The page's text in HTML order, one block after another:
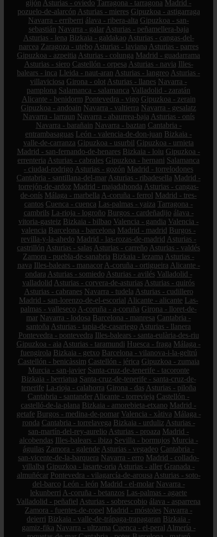
gijón Asturias - oviedo Tarragona - tarragona Madrid -
pozuelo-de-alarcón Asturias - mieres Gipuzkoa - astigarraga
Navarra - erriberri álava - ribera-alta Gipuzkoa - san-
sebastián Navarra - galar Asturias - peñamellera-baja
Asturias - lena Bizkaia - galdakao Asturias - cangas-del-
narcea Zaragoza - utebo Asturias - laviana Asturias - parres
Gipuzkoa - azpeitia Asturias - colunga Madrid - guadarrama
Asturias - siero Castellón - orpesa Asturias - navia Illes-
balears - inca Lleida - naut-aran Asturias - langreo Asturias -
villaviciosa Girona - olot Asturias - llanes Navarra -
pamplona Salamanca - salamanca Valladolid - zaratán
Alicante - benidorm Pontevedra - vigo Gipuzkoa - zerain
Gipuzkoa - andoain Navarra - valtierra Navarra - gesalatz
Navarra - larraun Navarra - abaurrea-baja Asturias - onís
Navarra - barañain Navarra - baztan Cantabria -
entrambasaguas León - valencia-de-don-juan Bizkaia -
valle-de-carranza Gipuzkoa - usurbil Gipuzkoa - urnieta
Madrid - san-fernando-de-henares Bizkaia - loiu Gipuzkoa -
errenteria Asturias - cabrales Gipuzkoa - hernani Salamanca
- ciudad-rodrigo Asturias - gozón Madrid - torrelodones
Cantabria - santillana-del-mar Asturias - ribadesella Madrid -
torrejón-de-ardoz Madrid - majadahonda Asturias - cangas-
de-onís Málaga - marbella A-coruña - ferrol Madrid - tres-
cantos Cuenca - cuenca Las-palmas - yaiza Tarragona -
cambrils La-rioja - logroño Burgos - cardeñadijo álava -
vitoria-gasteiz Bizkaia - bilbao Valencia - gandia Valencia -
valencia Barcelona - barcelona Madrid - madrid Burgos -
revilla-y-la-ahedo Madrid - las-rozas-de-madrid Asturias -
castrillón Asturias - salas Asturias - carreño Asturias - valdés
Zamora - puebla-de-sanabria Bizkaia - lezama Asturias -
nava Illes-balears - manacor A-coruña - ortigueira Alicante -
ondara Asturias - somiedo Asturias - avilés Valladolid -
valladolid Asturias - corvera-de-asturias Asturias - quirós
Asturias - cabranes Navarra - tudela Asturias - cudillero
Madrid - san-lorenzo-de-el-escorial Alicante - alicante Las-
palmas - valleseco A-coruña - a-coruña Girona - lloret-de-
mar Navarra - lodosa Barcelona - manresa Cantabria -
santoña Asturias - tapia-de-casariego Asturias - llanera
Pontevedra - pontevedra Illes-balears - santa-eulària-des-riu
Gipuzkoa - aia Asturias - taramundi Huesca - fraga Málaga -
fuengirola Bizkaia - getxo Barcelona - vilanova-i-la-geltrú
Castellón - benicàssim Castellón - jérica Gipuzkoa - zumaia
Murcia - san-javier Santa-cruz-de-tenerife - tacoronte
Bizkaia - berriatua Santa-cruz-de-tenerife - santa-cruz-de-
tenerife La-rioja - calahorra Girona - das Asturias - piloña
Cantabria - santander Alicante - torrevieja Castellón -
castelló-de-la-plana Bizkaia - amorebieta-etxano Madrid -
getafe Burgos - medina-de-pomar Valencia - xàtiva Málaga -
ronda Cantabria - torrelavega Bizkaia - urduliz Asturias -
san-martín-del-rey-aurelio Asturias - proaza Madrid -
alcobendas Illes-balears - ibiza Sevilla - bormujos Murcia -
águilas Zamora - galende Asturias - vegadeo Cantabria -
san-vicente-de-la-barquera Navarra - erro Madrid - collado-
villalba Gipuzkoa - lasarte-oria Asturias - aller Granada -
almuñécar Pontevedra - vilagarcía-de-arousa Asturias - soto-
del-barco León - león Madrid - el-molar Navarra -
lekunberri A-coruña - betanzos Las-palmas - agaete
Valladolid - peñafiel Asturias - sobrescobio álava - asparrena
Zamora - fuentes-de-ropel Madrid - móstoles Navarra -
deierri Bizkaia - valle-de-trápaga-trapagaran Bizkaia -
gamiz-fika Navarra - ultzama Cuenca - el-peral Almería -